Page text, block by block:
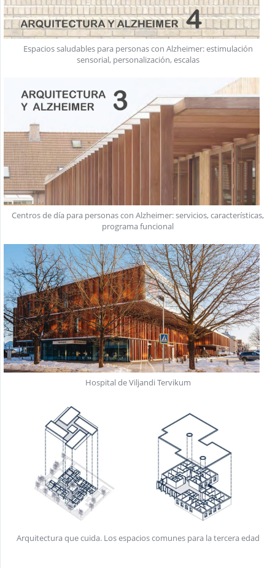
Espacios saludables para personas con Alzheimer: estimulación
sensorial, personalización, escalas
Centros de día para personas con Alzheimer: servicios, características,
programa funcional
Hospital de Viljandi Tervikum
Arquitectura que cuida. Los espacios comunes para la tercera edad